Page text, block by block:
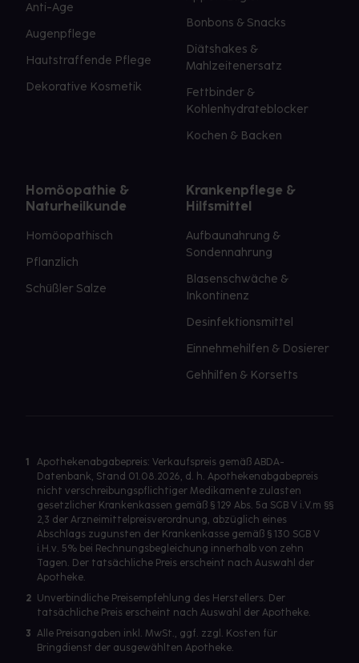
Anti-Age
Augenpflege
Hautstraffende Pflege
Dekorative Kosmetik
Bonbons & Snacks
Diätshakes &
Mahlzeitenersatz
Fettbinder &
Kohlenhydrateblocker
Kochen & Backen
Homöopathie &
Naturheilkunde
Homöopathisch
Pflanzlich
Schüßler Salze
Krankenpflege &
Hilfsmittel
Aufbaunahrung &
Sondennahrung
Blasenschwäche &
Inkontinenz
Desinfektionsmittel
Einnehmehilfen & Dosierer
Gehhilfen & Korsetts
1
Apothekenabgabepreis: Verkaufspreis gemäß ABDA-
Datenbank, Stand 01.08.2026, d. h. Apothekenabgabepreis
nicht verschreibungspflichtiger Medikamente zulasten
gesetzlicher Krankenkassen gemäß § 129 Abs. 5a SGB V i.V.m §§
2,3 der Arzneimittelpreisverordnung, abzüglich eines
Abschlags zugunsten der Krankenkasse gemäß § 130 SGB V
i.H.v. 5% bei Rechnungsbegleichung innerhalb von zehn
Tagen. Der tatsächliche Preis erscheint nach Auswahl der
Apotheke.
2 Unverbindliche Preisempfehlung des Herstellers. Der
tatsächliche Preis erscheint nach Auswahl der Apotheke.
3 Alle Preisangaben inkl. MwSt., ggf. zzgl. Kosten für
Bringdienst der ausgewählten Apotheke.